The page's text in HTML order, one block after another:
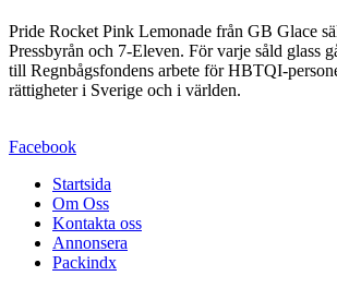
Pride Rocket Pink Lemonade från GB Glace
Pressbyrån och 7-Eleven. För varje såld glass
till Regnbågsfondens arbete för HBTQI-
rättigheter i Sverige och i världen.
Facebook
Startsida
Om Oss
Kontakta oss
Annonsera
Packindx